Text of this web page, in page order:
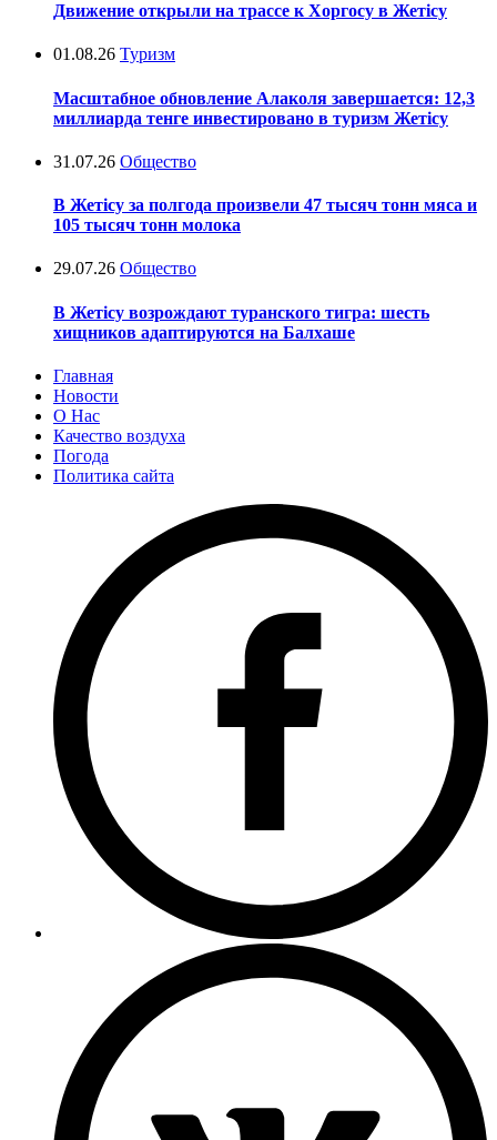
Движение открыли на трассе к Хоргосу в Жетісу
01.08.26 Туризм
Масштабное обновление Алаколя завершается: 12,3
миллиарда тенге инвестировано в туризм Жетісу
31.07.26 Общество
В Жетісу за полгода произвели 47 тысяч тонн мяса и
105 тысяч тонн молока
29.07.26 Общество
В Жетісу возрождают туранского тигра: шесть
хищников адаптируются на Балхаше
Главная
Новости
О Нас
Качество воздуха
Погода
Политика сайта